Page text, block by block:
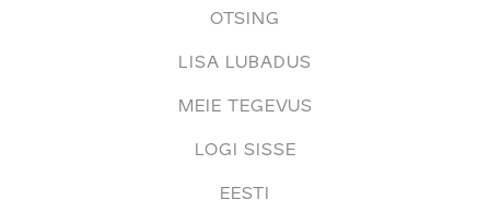
OTSING
LISA LUBADUS
MEIE TEGEVUS
LOGI SISSE
EESTI